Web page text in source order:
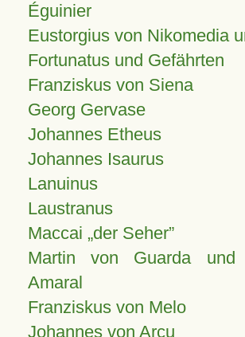
Éguinier
Eustorgius von Nikomedia
Fortunatus und Gefährten
Franziskus von Siena
Georg Gervase
Johannes Etheus
Johannes Isaurus
Lanuinus
Laustranus
Maccai „der Seher”
Martin von Guarda und
Amaral
Franziskus von Melo
Johannes von Arcu